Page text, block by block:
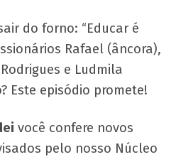
do forno: “Educar é
Rafael (âncora),
e Ludmila
Este episódio promete!
você confere novos
pelo nosso Núcleo